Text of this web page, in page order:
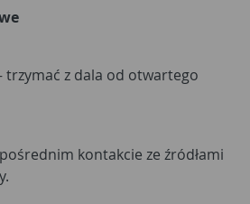
trzymać z dala od otwartego
kontakcie ze źródłami